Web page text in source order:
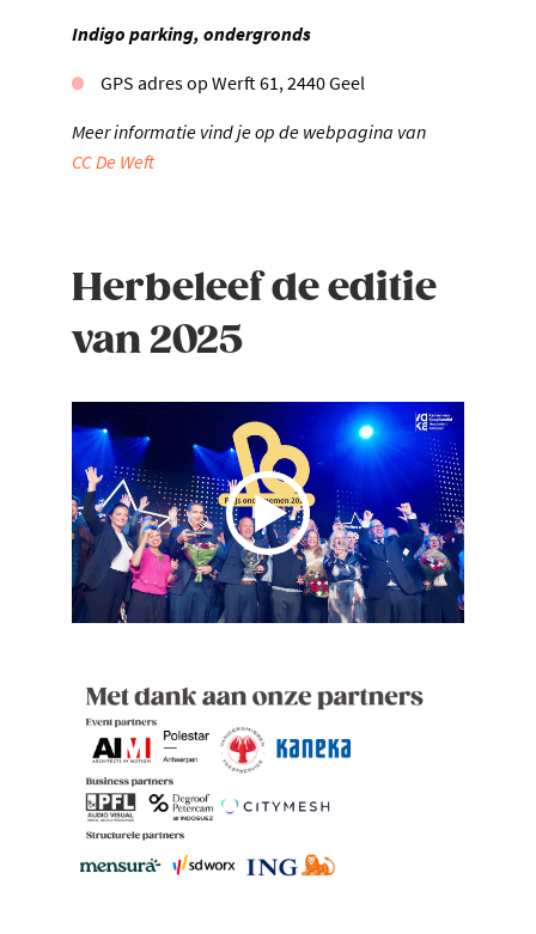
Indigo parking, ondergronds
GPS adres op Werft 61, 2440 Geel
Meer informatie vind je op de webpagina van
CC De Weft
Herbeleef de editie
van 2025